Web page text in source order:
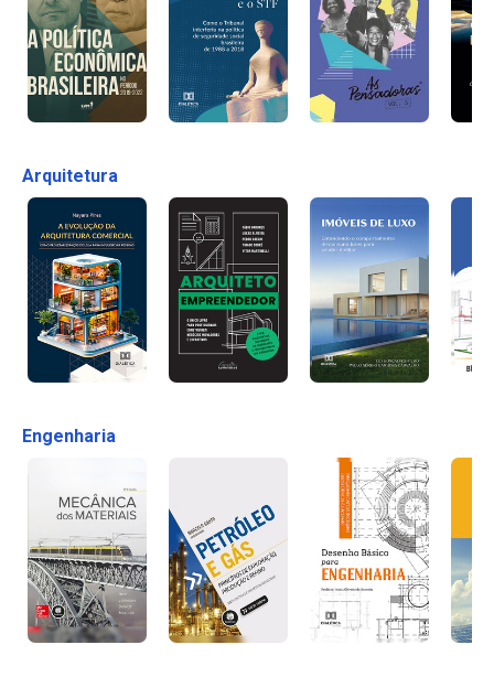
Arquitetura
Engenharia